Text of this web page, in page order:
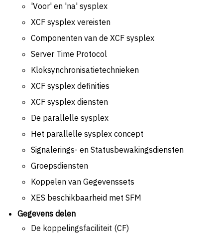
'Voor' en 'na' sysplex
XCF sysplex vereisten
Componenten van de XCF sysplex
Server Time Protocol
Kloksynchronisatietechnieken
XCF sysplex definities
XCF sysplex diensten
De parallelle sysplex
Het parallelle sysplex concept
Signalerings- en Statusbewakingsdiensten
Groepsdiensten
Koppelen van Gegevenssets
XES beschikbaarheid met SFM
Gegevens delen
De koppelingsfaciliteit (CF)